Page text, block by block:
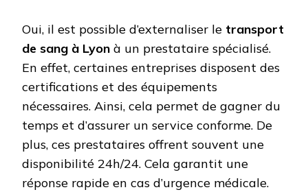
Oui, il est possible d’externaliser le transport
de sang à Lyon à un prestataire spécialisé.
En effet, certaines entreprises disposent des
certifications et des équipements
nécessaires. Ainsi, cela permet de gagner du
temps et d’assurer un service conforme. De
plus, ces prestataires offrent souvent une
disponibilité 24h/24. Cela garantit une
réponse rapide en cas d’urgence médicale.